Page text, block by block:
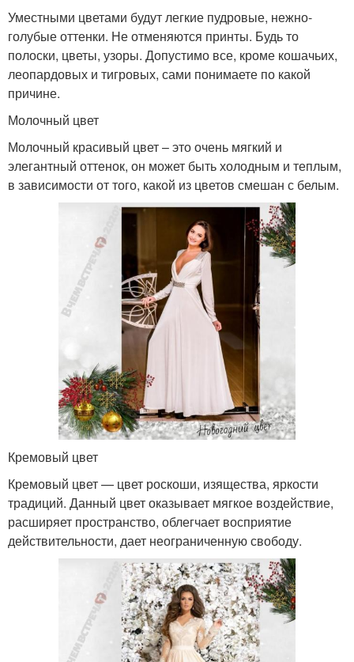
Уместными цветами будут легкие пудровые, нежно-
голубые оттенки. Не отменяются принты. Будь то
полоски, цветы, узоры. Допустимо все, кроме кошачьих,
леопардовых и тигровых, сами понимаете по какой
причине.
Молочный цвет
Молочный красивый цвет – это очень мягкий и
элегантный оттенок, он может быть холодным и теплым,
в зависимости от того, какой из цветов смешан с белым.
Кремовый цвет
Кремовый цвет — цвет роскоши, изящества, яркости
традиций. Данный цвет оказывает мягкое воздействие,
расширяет пространство, облегчает восприятие
действительности, дает неограниченную свободу.